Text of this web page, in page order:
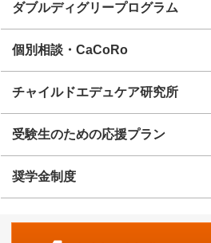
ダブルディグリープログラム
個別相談・CaCoRo
チャイルドエデュケア研究所
受験生のための応援プラン
奨学金制度